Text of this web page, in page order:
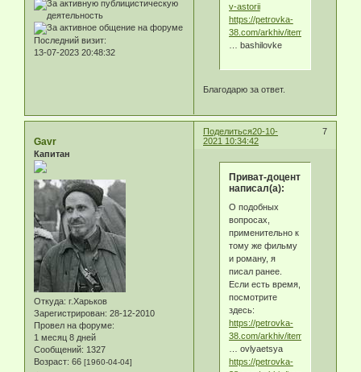
Последний визит:
13-07-2023 20:48:32
v-astorii
https://petrovka-
38.com/arkhiv/item/ogr
… bashilovke
Благодарю за ответ.
Поделиться 7
20-10-
2021 10:34:42
Gavr
Капитан
Откуда: г.Харьков
Зарегистрирован: 28-12-2010
Провел на форуме:
1 месяц 8 дней
Сообщений: 1327
Возраст: 66 [1960-04-04]
Приват-доцент
написал(а):
О подобных
вопросах,
применительно к
тому же фильму
и роману, я
писал ранее.
Если есть время,
посмотрите
здесь:
https://petrovka-
38.com/arkhiv/item/pri
… ovlyaetsya
https://petrovka-